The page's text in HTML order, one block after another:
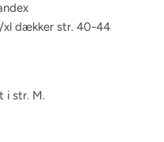
xl dækker str. 40-44
i str. M.